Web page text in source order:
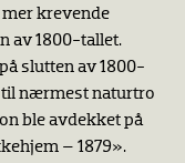
krevende
av 1800-tallet.
slutten av 1800-
nærmest naturtro
ble avdekket på
– 1879».